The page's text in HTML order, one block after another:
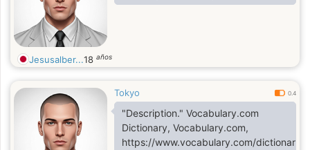
Jesusalber...18 años
Tokyo 0.4
"Description." Vocabulary.com
Dictionary, Vocabulary.com,
https://www.vocabulary.com/dictionary/